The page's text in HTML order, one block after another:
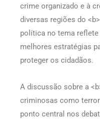
crime organizado e à
diversas regiões do
política no tema
melhores estratégias
proteger os cidadãos.
A discussão sobre a
criminosas como
ponto central nos